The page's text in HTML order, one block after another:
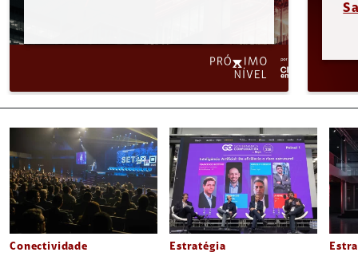
Conectividade Estratégia